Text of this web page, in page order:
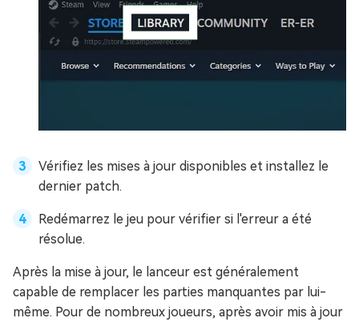
Vérifiez les mises à jour disponibles et installez le
dernier patch.
Redémarrez le jeu pour vérifier si l'erreur a été
résolue.
Après la mise à jour, le lanceur est généralement
capable de remplacer les parties manquantes par lui-
même. Pour de nombreux joueurs, après avoir mis à jour